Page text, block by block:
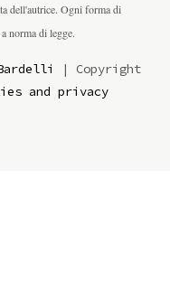
dell'autrice. Ogni forma di
norma di legge.
| Copyright
and privacy